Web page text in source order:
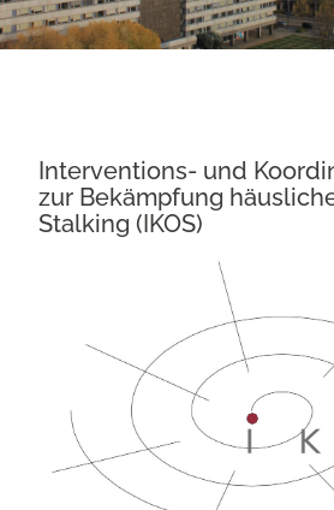
Interventions- und
zur Bekämpfung
Stalking (IKOS)